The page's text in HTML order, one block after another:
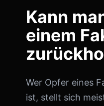
Kann
einem
Wer Opfer eines
ist, stellt sich